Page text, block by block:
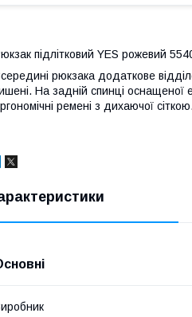
підлітковий YES рожевий
рюкзака додаткове
На задній спинці оснащеної
ремені з дихаючої